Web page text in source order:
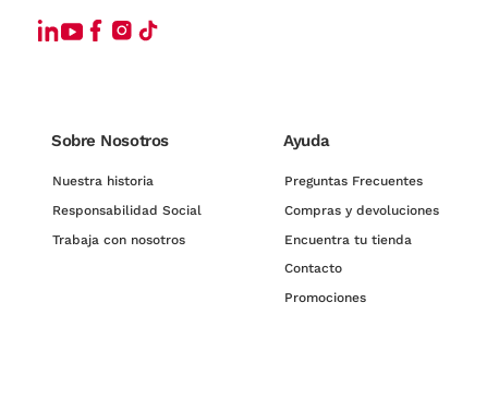
Sobre Nosotros
Nuestra historia
Responsabilidad Social
Trabaja con nosotros
Ayuda
Preguntas Frecuentes
Compras y devoluciones
Encuentra tu tienda
Contacto
Promociones